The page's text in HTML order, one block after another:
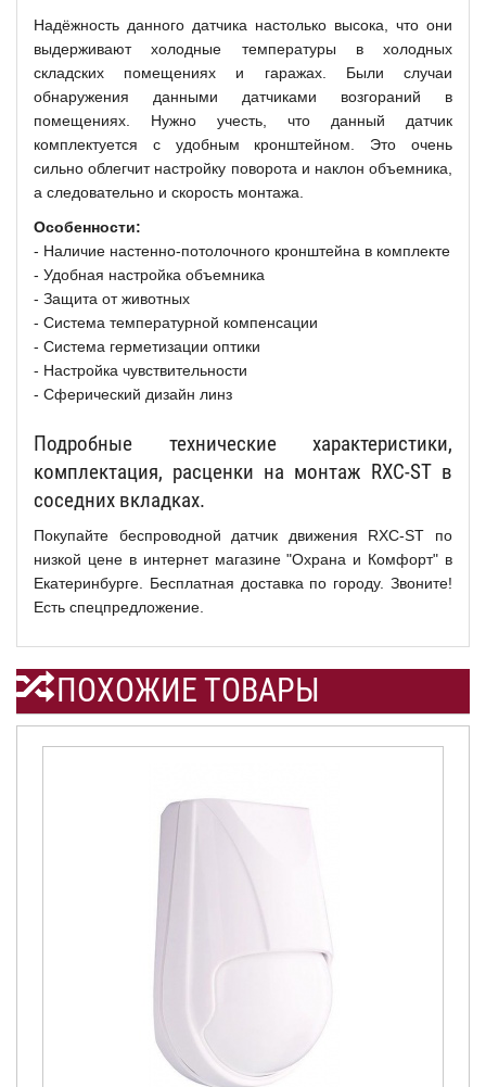
Надёжность данного датчика настолько высока, что они
выдерживают холодные температуры в холодных
складских помещениях и гаражах. Были случаи
обнаружения данными датчиками возгораний в
помещениях. Нужно учесть, что данный датчик
комплектуется с удобным кронштейном. Это очень
сильно облегчит настройку поворота и наклон объемника,
а следовательно и скорость монтажа.
Особенности:
- Наличие настенно-потолочного кронштейна в комплекте
- Удобная настройка объемника
- Защита от животных
- Система температурной компенсации
- Система герметизации оптики
- Настройка чувствительности
- Сферический дизайн линз
Подробные технические характеристики,
комплектация, расценки на монтаж RXC-ST в
соседних вкладках.
Покупайте беспроводной датчик движения RXC-ST по
низкой цене в интернет магазине "Охрана и Комфорт" в
Екатеринбурге. Бесплатная доставка по городу. Звоните!
Есть спецпредложение.
ПОХОЖИЕ ТОВАРЫ